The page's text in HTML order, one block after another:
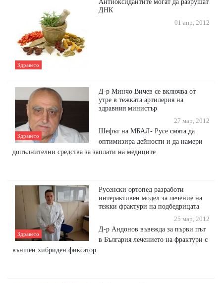
Здравето
Антиоксидантите могат да разрушат
ДНК
01 апр, 2012
Здравето
Д-р Минчо Вичев се включва от
утре в тежката артилерия на
здравния министър
27 мар, 2012
Шефът на МБАЛ- Русе смята да
оптимизира дейности и да намери
допълнителни средства за заплати на медиците
Здравето
Русенски ортопед разработи
интерактивен модел за лечение на
тежки фрактури на подбедрицата
25 мар, 2012
Д-р Андонов въвежда за първи път
в България лечението на фрактури с
външен хибриден фиксатор